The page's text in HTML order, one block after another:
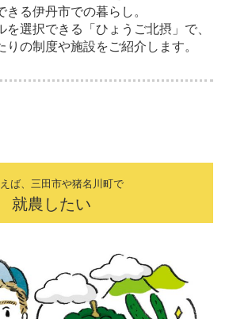
きる伊丹市での暮らし。
を選択できる「ひょうご北摂」で、
りの制度や施設をご紹介します。
ば、三田市や猪名川町で
就農したい